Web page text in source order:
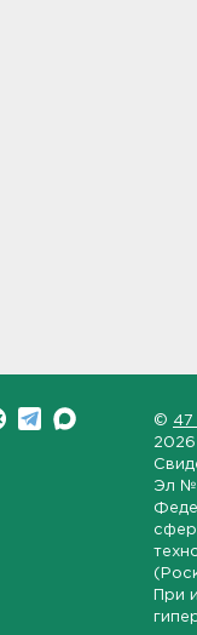
© 47
2026
Эл №
При